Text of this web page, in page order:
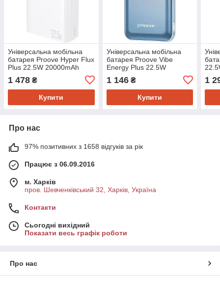
Універсальна мобільна
батарея Proove Hyper Flux
Plus 22.5W 20000mAh
1 478 ₴
Купити
Універсальна мобільна
батарея Proove Vibe
Energy Plus 22.5W
(PBVE15012208)
1 146₴
Купити
1
Про нас
97% позитивних з 1658 відгуків за рік
Працює з 06.09.2016
м. Харків
пров. Шевченківський 32, Харків, Україна
Контакти
Сьогодні вихідний
Показати весь графік роботи
Про нас